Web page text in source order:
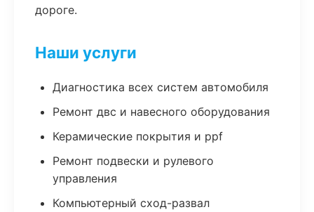
дороге.
Наши услуги
Диагностика всех систем автомобиля
Ремонт двс и навесного оборудования
Керамические покрытия и ppf
Ремонт подвески и рулевого
управления
Компьютерный сход-развал